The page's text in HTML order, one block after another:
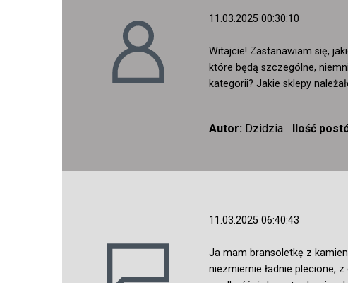
11.03.2025 00:30:10
Witajcie! Zastanawiam się,
które będą szczególne,
kategorii? Jakie sklepy
Autor: Dzidzia Ilość
11.03.2025 06:40:43
Ja mam bransoletkę z
niezmiernie ładnie plecione,